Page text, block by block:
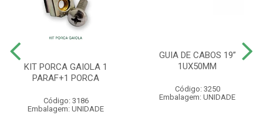
KIT PORCA GAIOLA 1
PARAF+1 PORCA
Código: 3186
Embalagem: UNIDADE
GUIA DE CABOS 19”
1UX50MM
Código: 3250
Embalagem: UNIDADE